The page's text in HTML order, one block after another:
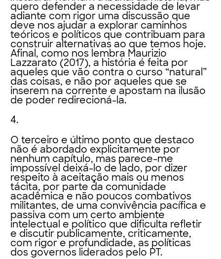
quero defender a necessidade de levar
adiante com rigor uma discussão que
deve nos ajudar a explorar caminhos
teóricos e políticos que contribuam para
construir alternativas ao que temos hoje.
Afinal, como nos lembra Maurizio
Lazzarato (2017), a história é feita por
aqueles que vão contra o curso “natural”
das coisas, e não por aqueles que se
inserem na corrente e apostam na ilusão
de poder redirecioná-la.
4.
O terceiro e último ponto que destaco
não é abordado explicitamente por
nenhum capítulo, mas parece-me
impossível deixá-lo de lado, por dizer
respeito à aceitação mais ou menos
tácita, por parte da comunidade
acadêmica e não poucos combativos
militantes, de uma convivência pacífica e
passiva com um certo ambiente
intelectual e político que dificulta refletir
e discutir publicamente, criticamente,
com rigor e profundidade, as políticas
dos governos liderados pelo PT.